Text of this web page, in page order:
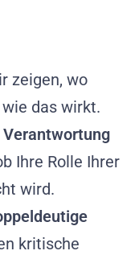
zeigen, wo
das wirkt.
Verantwortung
Ihre Rolle Ihrer
wird.
kritische